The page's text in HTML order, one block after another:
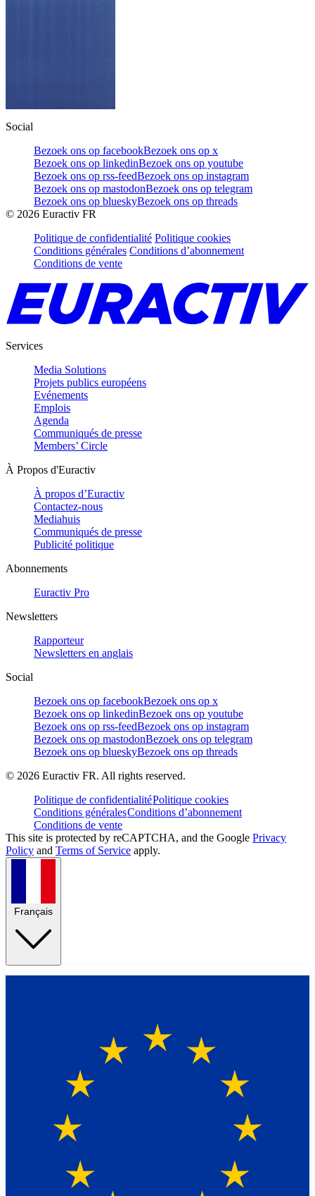
Social
Bezoek ons op facebookBezoek ons op x
Bezoek ons op linkedinBezoek ons op youtube
Bezoek ons op rss-feedBezoek ons op instagram
Bezoek ons op mastodonBezoek ons op telegram
Bezoek ons op blueskyBezoek ons op threads
© 2026 Euractiv FR
Politique de confidentialité Politique cookies
Conditions générales Conditions d’abonnement
Conditions de vente
Services
Media Solutions
Projets publics européens
Evénements
Emplois
Agenda
Communiqués de presse
Members’ Circle
À Propos d'Euractiv
À propos d’Euractiv
Contactez-nous
Mediahuis
Communiqués de presse
Publicité politique
Abonnements
Euractiv Pro
Newsletters
Rapporteur
Newsletters en anglais
Social
Bezoek ons op facebookBezoek ons op x
Bezoek ons op linkedinBezoek ons op youtube
Bezoek ons op rss-feedBezoek ons op instagram
Bezoek ons op mastodonBezoek ons op telegram
Bezoek ons op blueskyBezoek ons op threads
© 2026 Euractiv FR. All rights reserved.
Politique de confidentialitéPolitique cookies
Conditions généralesConditions d’abonnement
Conditions de vente
This site is protected by reCAPTCHA, and the Google Privacy
Policy and Terms of Service apply.
Français